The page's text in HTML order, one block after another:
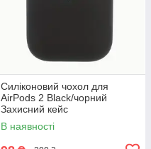
Силіконовий чохол для
AirPods 2 Black/чорний
Захисний кейс
В наявності